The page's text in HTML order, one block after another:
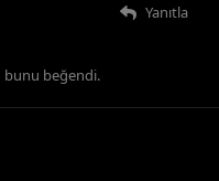
Yanıtla
bunu beğendi.